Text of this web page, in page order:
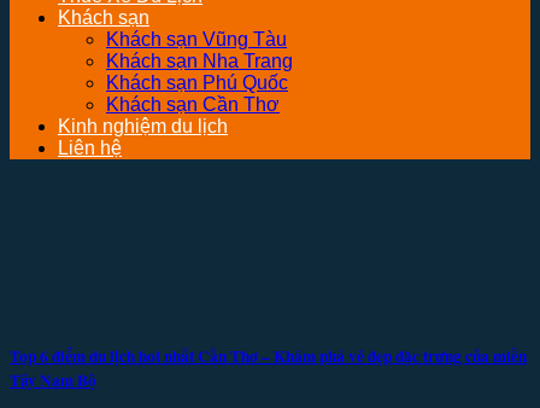
Khách sạn
Khách sạn Vũng Tàu
Khách sạn Nha Trang
Khách sạn Phú Quốc
Khách sạn Cần Thơ
Kinh nghiệm du lịch
Liên hệ
Top 6 điểm du lịch hot nhất Cần Thơ – Khám phá vẻ đẹp đặc trưng của miền
Tây Nam Bộ